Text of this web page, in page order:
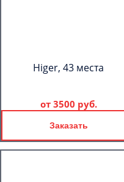
Higer, 43 места
от 3500 руб.
Заказать